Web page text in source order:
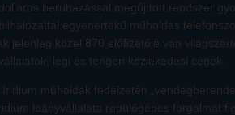
beruházással megújított rendszer
egyenértékű műholdas
jelenleg közel 870 előfizetője van
légi és tengeri közlekedési cégek.
műholdak fedélzetén
leányvállalata repülőgépes forgalmat